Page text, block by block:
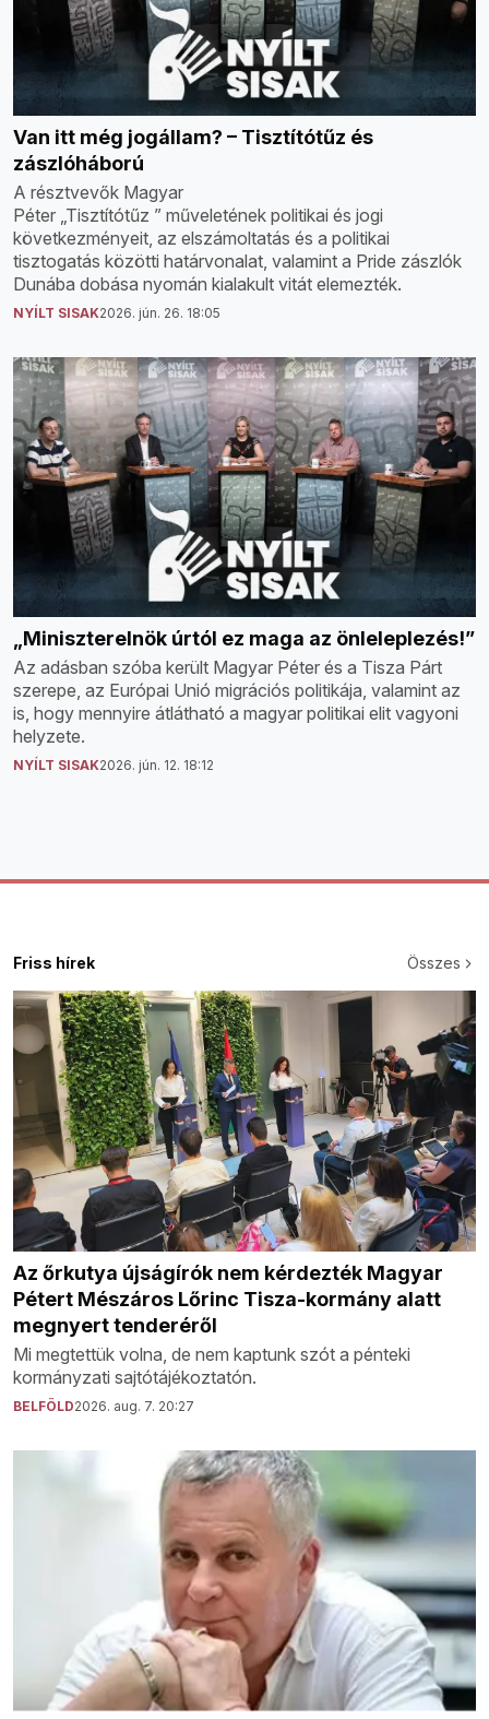
Van itt még jogállam? – Tisztítótűz és
zászlóháború
A résztvevők Magyar
Péter „Tisztítótűz ” műveletének politikai és jogi
következményeit, az elszámoltatás és a politikai
tisztogatás közötti határvonalat, valamint a Pride zászlók
Dunába dobása nyomán kialakult vitát elemezték.
NYÍLT SISAK2026. jún. 26. 18:05
„Miniszterelnök úrtól ez maga az önleleplezés!”
Az adásban szóba került Magyar Péter és a Tisza Párt
szerepe, az Európai Unió migrációs politikája, valamint az
is, hogy mennyire átlátható a magyar politikai elit vagyoni
helyzete.
NYÍLT SISAK2026. jún. 12. 18:12
Friss hírek Összes
Az őrkutya újságírók nem kérdezték Magyar
Pétert Mészáros Lőrinc Tisza-kormány alatt
megnyert tenderéről
Mi megtettük volna, de nem kaptunk szót a pénteki
kormányzati sajtótájékoztatón.
BELFÖLD2026. aug. 7. 20:27